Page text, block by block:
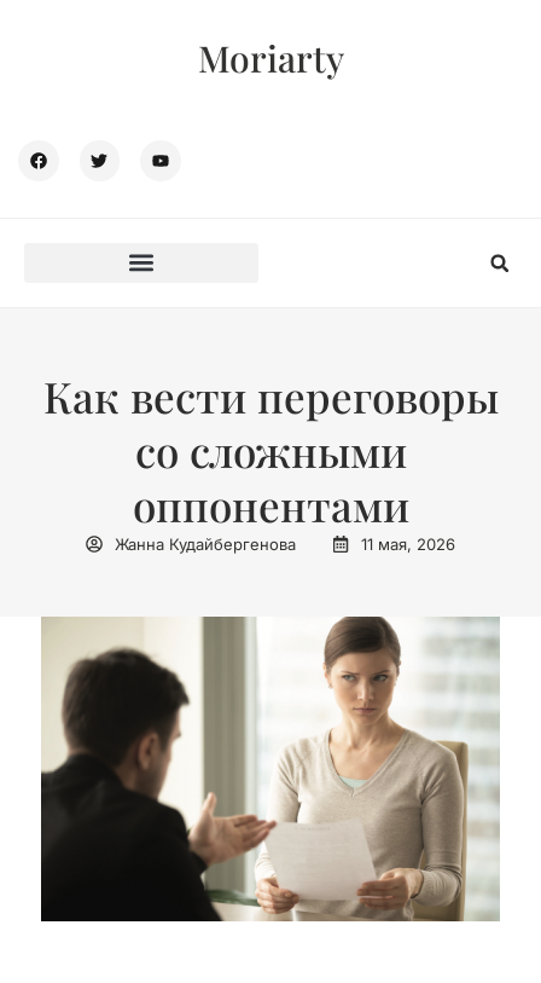
Moriarty
Как вести переговоры
со сложными
оппонентами
Жанна Кудайбергенова 11 мая, 2026